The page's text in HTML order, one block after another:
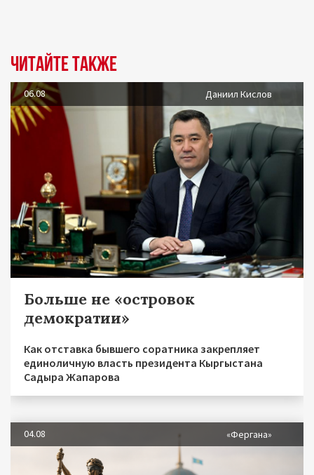
Читайте также
06.08 Даниил Кислов
Больше не «островок
демократии»
Как отставка бывшего соратника закрепляет
единоличную власть президента Кыргыстана
Садыра Жапарова
04.08 «Фергана»